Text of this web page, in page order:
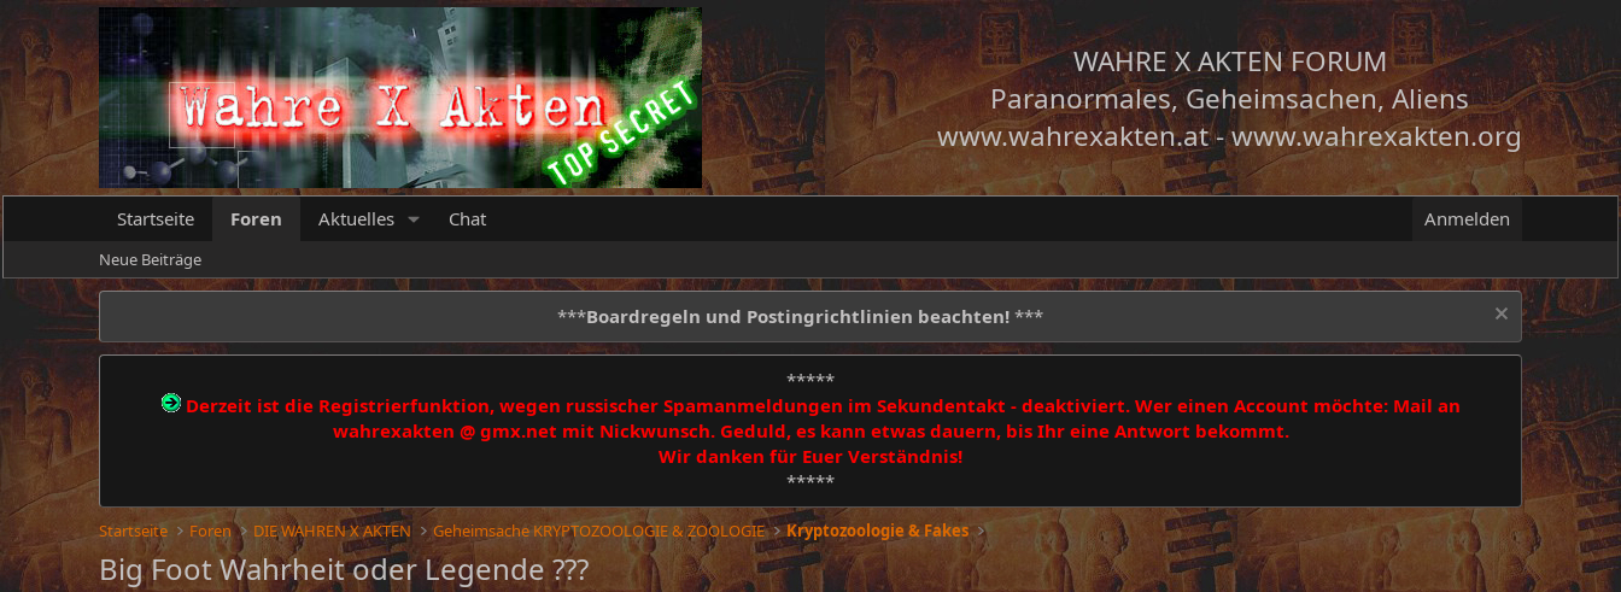
WAHRE X AKTEN FORUM
Paranormales, Geheimsachen, Aliens
www.wahrexakten.at-www.wahrexakten.org
Startseite Foren Aktuelles Chat Anmelden
Neue Beiträge
***Boardregeln und Postingrichtlinien beachten! ***
*****
Derzeit ist die Registrierfunktion, wegen russischer Spamanmeldungen im Sekundentakt - deaktiviert. Wer einen Account möchte: Mail an
wahrexakten @ gmx.net mit Nickwunsch. Geduld, es kann etwas dauern, bis Ihr eine Antwort bekommt.
Wir danken für Euer Verständnis!
*****
Startseite Foren DIE WAHREN X AKTEN Geheimsache KRYPTOZOOLOGIE & ZOOLOGIE Kryptozoologie & Fakes
Big Foot Wahrheit oder Legende ???